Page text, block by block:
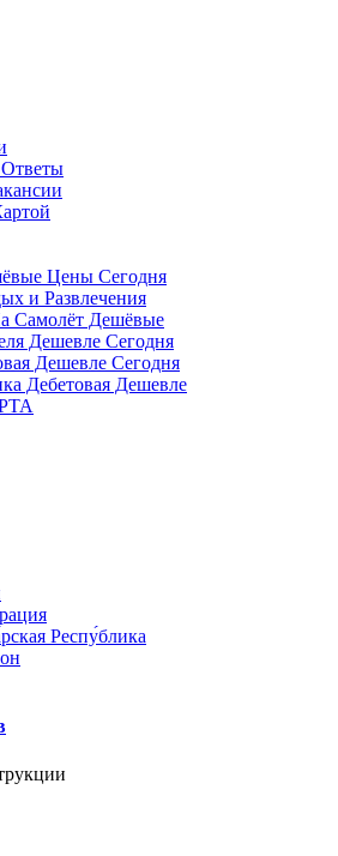
Цены Сегодня
и Развлечения
Самолёт Дешёвые
Дешевле Сегодня
Дешевле Сегодня
Дебетовая Дешевле
Респу́блика